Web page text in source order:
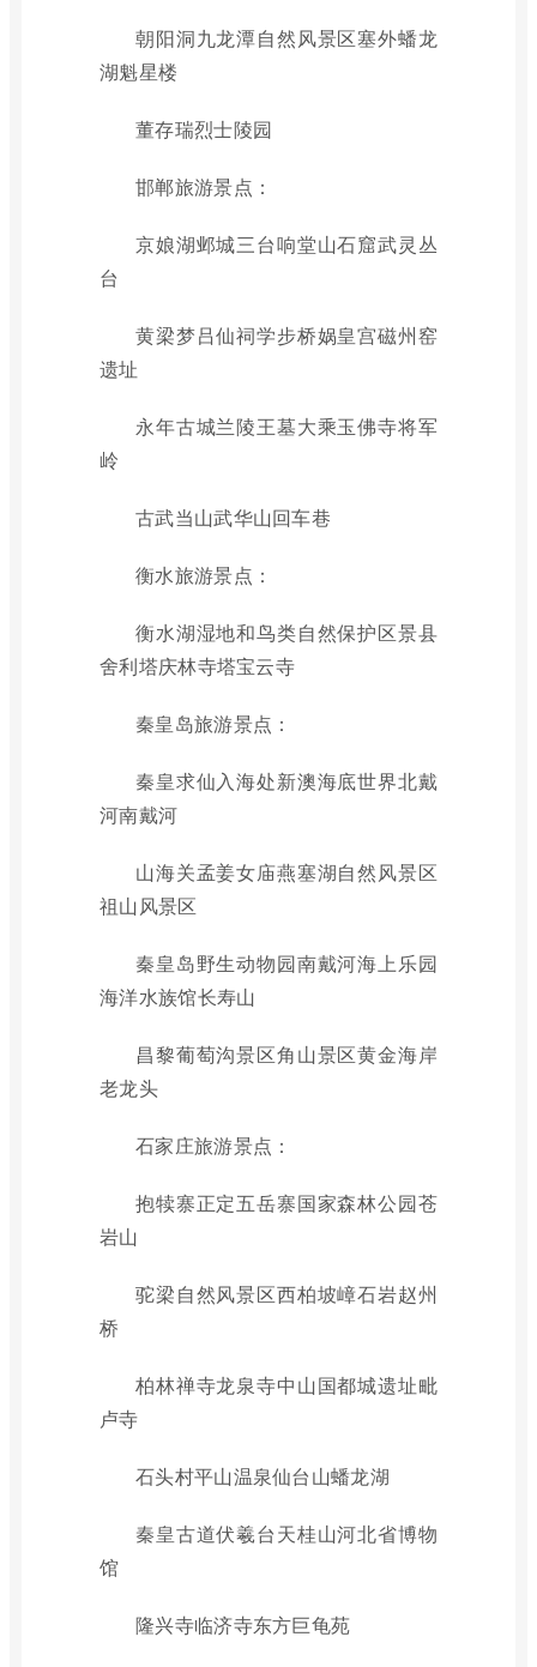
朝阳洞九龙潭自然风景区塞外蟠龙
湖魁星楼
董存瑞烈士陵园
邯郸旅游景点：
京娘湖邺城三台响堂山石窟武灵丛
台
黄梁梦吕仙祠学步桥娲皇宫磁州窑
遗址
永年古城兰陵王墓大乘玉佛寺将军
岭
古武当山武华山回车巷
衡水旅游景点：
衡水湖湿地和鸟类自然保护区景县
舍利塔庆林寺塔宝云寺
秦皇岛旅游景点：
秦皇求仙入海处新澳海底世界北戴
河南戴河
山海关孟姜女庙燕塞湖自然风景区
祖山风景区
秦皇岛野生动物园南戴河海上乐园
海洋水族馆长寿山
昌黎葡萄沟景区角山景区黄金海岸
老龙头
石家庄旅游景点：
抱犊寨正定五岳寨国家森林公园苍
岩山
驼梁自然风景区西柏坡嶂石岩赵州
桥
柏林禅寺龙泉寺中山国都城遗址毗
卢寺
石头村平山温泉仙台山蟠龙湖
秦皇古道伏羲台天桂山河北省博物
馆
隆兴寺临济寺东方巨龟苑